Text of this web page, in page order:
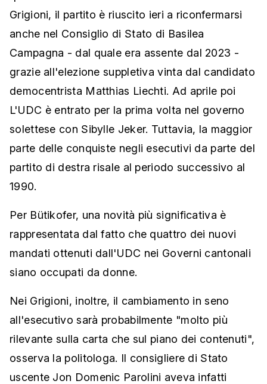
Grigioni, il partito è riuscito ieri a riconfermarsi
anche nel Consiglio di Stato di Basilea
Campagna - dal quale era assente dal 2023 -
grazie all'elezione suppletiva vinta dal candidato
democentrista Matthias Liechti. Ad aprile poi
L'UDC è entrato per la prima volta nel governo
solettese con Sibylle Jeker. Tuttavia, la maggior
parte delle conquiste negli esecutivi da parte del
partito di destra risale al periodo successivo al
1990.
Per Bütikofer, una novità più significativa è
rappresentata dal fatto che quattro dei nuovi
mandati ottenuti dall'UDC nei Governi cantonali
siano occupati da donne.
Nei Grigioni, inoltre, il cambiamento in seno
all'esecutivo sarà probabilmente "molto più
rilevante sulla carta che sul piano dei contenuti",
osserva la politologa. Il consigliere di Stato
uscente Jon Domenic Parolini aveva infatti